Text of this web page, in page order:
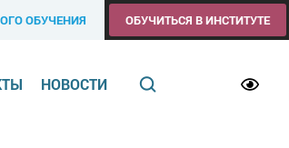
ОБУЧЕНИЯ ОБУЧИТЬСЯ В ИНСТИТУТЕ
НОВОСТИ